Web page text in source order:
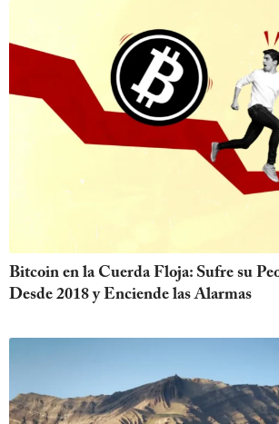
Bitcoin en la Cuerda Floja: Sufre su
Desde 2018 y Enciende las Alarmas